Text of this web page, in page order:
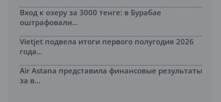
Вход к озеру за 3000 тенге: в Бурабае
оштрафовали...
Vietjet подвела итоги первого полугодия 2026
года...
Air Astana представила финансовые результаты
за в...